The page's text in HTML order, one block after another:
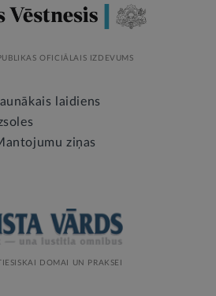
OFICIĀLAIS IZDEVUMS
laidiens
ziņas
DOMAI UN PRAKSEI